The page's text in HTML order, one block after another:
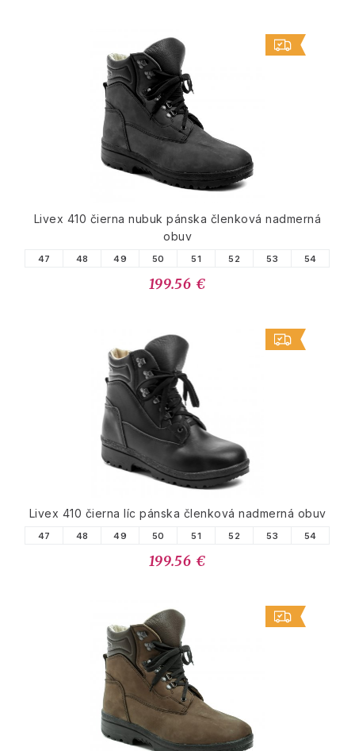
Livex 410 čierna nubuk pánska členková nadmerná
obuv
47 48 49 50 51 52 53 54
199.56 €
Livex 410 čierna líc pánska členková nadmerná obuv
47 48 49 50 51 52 53 54
199.56 €